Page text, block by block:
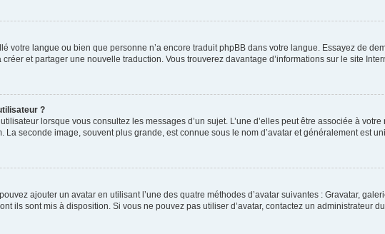
votre langue ou bien que personne n’a encore traduit phpBB dans votre langue. Essayez de
et partager une nouvelle traduction. Vous trouverez davantage d’informations sur le site
?
lorsque vous consultez les messages d’un sujet. L’une d’elles peut être associée à
seconde image, souvent plus grande, est connue sous le nom d’avatar et généralement est
ajouter un avatar en utilisant l’une des quatre méthodes d’avatar suivantes : Gravatar,
ils sont mis à disposition. Si vous ne pouvez pas utiliser d’avatar, contactez un administrateur du